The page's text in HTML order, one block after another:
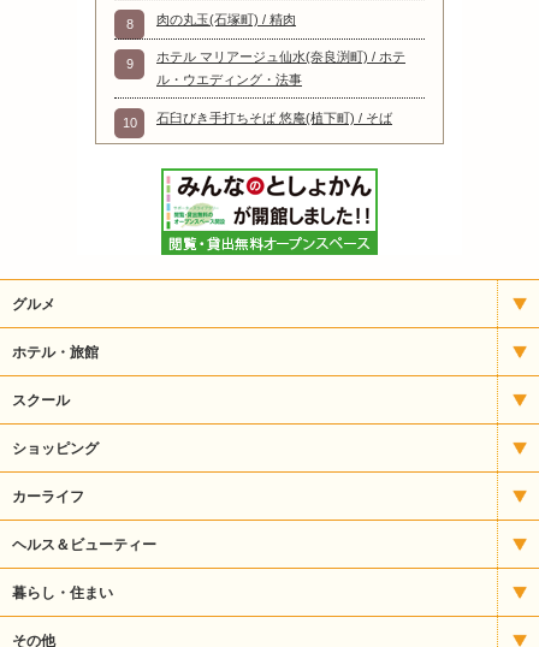
8 肉の丸玉(石塚町) / 精肉
9
ホテル マリアージュ仙水(奈良渕町) / ホテ
ル・ウエディング・法事
10 石臼びき手打ちそば 悠庵(植下町) / そば
グルメ
イタリアン
いもフライ
うどん・そば
うなぎ
お好み焼・焼きそば
カフェ・喫茶
クレープ
ホテル・旅館
宿泊
スクール
アート
パソコンスクール
バレエ・ダンス
パン教室
塾・予備校
ショッピング
CD・楽器
ギフト
スポーツ用品
その他食品
カーライフ
タイヤ販売
自動車整備
自動車販売・修理
ヘルス＆ビューティー
エステ
サプリメント
暮らし・住まい
ガス
その他